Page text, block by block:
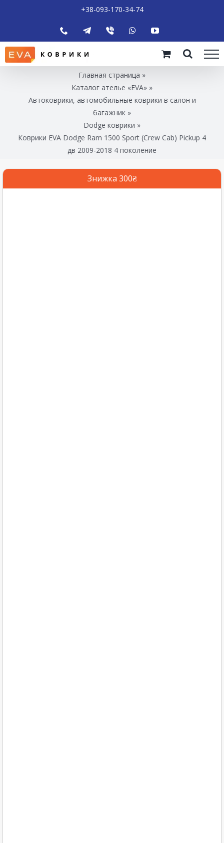
+38-093-170-34-74
Главная страница »
Каталог ателье «EVA» »
Автоковрики, автомобильные коврики в салон и
багажник »
Dodge коврики »
Коврики EVA Dodge Ram 1500 Sport (Crew Cab) Pickup 4
дв 2009-2018 4 поколение
Знижка 300₴